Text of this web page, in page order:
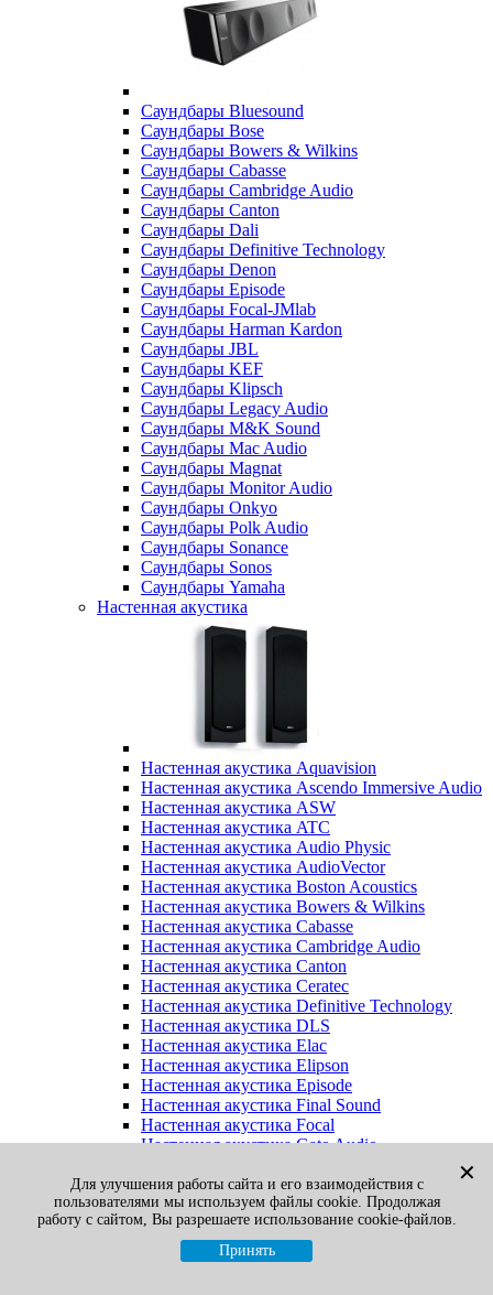
Саундбары Bluesound
Саундбары Bose
Саундбары Bowers & Wilkins
Саундбары Cabasse
Саундбары Cambridge Audio
Саундбары Canton
Саундбары Dali
Саундбары Definitive Technology
Саундбары Denon
Саундбары Episode
Саундбары Focal-JMlab
Саундбары Harman Kardon
Саундбары JBL
Саундбары KEF
Саундбары Klipsch
Саундбары Legacy Audio
Саундбары M&K Sound
Саундбары Mac Audio
Саундбары Magnat
Саундбары Monitor Audio
Саундбары Onkyo
Саундбары Polk Audio
Саундбары Sonance
Саундбары Sonos
Саундбары Yamaha
Настенная акустика
Настенная акустика Aquavision
Настенная акустика Ascendo Immersive Audio
Настенная акустика ASW
Настенная акустика ATC
Настенная акустика Audio Physic
Настенная акустика AudioVector
Настенная акустика Boston Acoustics
Настенная акустика Bowers & Wilkins
Настенная акустика Cabasse
Настенная акустика Cambridge Audio
Настенная акустика Canton
Настенная акустика Ceratec
Настенная акустика Definitive Technology
Настенная акустика DLS
Настенная акустика Elac
Настенная акустика Elipson
Настенная акустика Episode
Настенная акустика Final Sound
Настенная акустика Focal
Настенная акустика Gato Audio
Настенная акустика Jamo
Настенная акустика KEF
Настенная акустика Klipsch
Настенная акустика Legacy
Настенная акустика M&K Sound
✕
Для улучшения работы сайта и его взаимодействия с
пользователями мы используем файлы cookie. Продолжая
работу с сайтом, Вы разрешаете использование cookie-файлов.
Принять